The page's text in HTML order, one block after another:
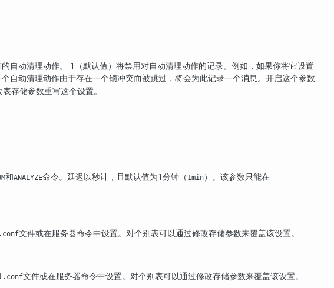
自动清理动作。-1（默认值）将禁用对自动清理动作的记录。例如，如果你将它设置
自动清理动作由于存在一个锁冲突而被跳过，将会为此记录一个消息。开启这个参数
存储参数重写这个设置。
和ANALYZE命令。延迟以秒计，且默认值为1分钟（ 1min）。该参数只能在
文件或在服务器命令中设置。对个别表可以通过修改存储参数来覆盖该设置。
文件或在服务器命令中设置。对个别表可以通过修改存储参数来覆盖该设置。